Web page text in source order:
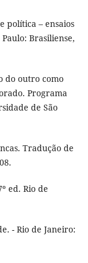
política – ensaios
Brasiliense,
do outro como
Programa
de São
Tradução de
ed. Rio de
- Rio de Janeiro: